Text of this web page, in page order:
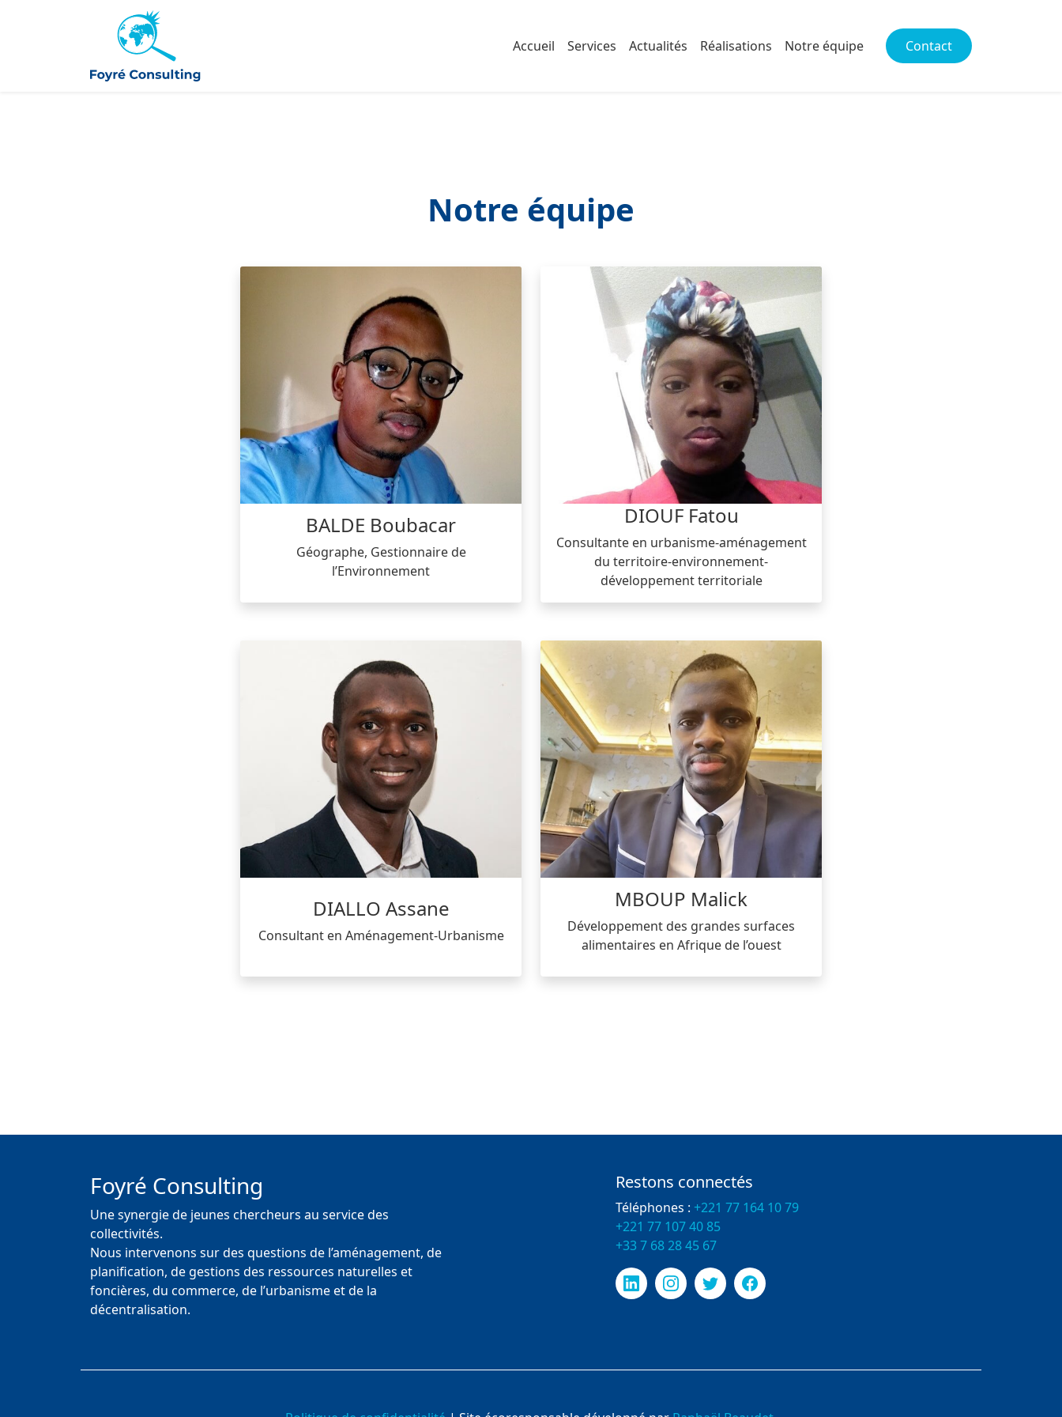
Accueil Services Actualités Réalisations Notre équipe Contact
Notre équipe
BALDE Boubacar
Géographe, Gestionnaire de
l’Environnement
DIOUF Fatou
Consultante en urbanisme-aménagement
du territoire-environnement-
développement territoriale
DIALLO Assane
Consultant en Aménagement-Urbanisme
MBOUP Malick
Développement des grandes surfaces
alimentaires en Afrique de l’ouest
Foyré Consulting
Une synergie de jeunes chercheurs au service des
collectivités.
Nous intervenons sur des questions de l’aménagement, de
planification, de gestions des ressources naturelles et
foncières, du commerce, de l’urbanisme et de la
décentralisation.
Restons connectés
Téléphones : +221 77 164 10 79
+221 77 107 40 85
+33 7 68 28 45 67